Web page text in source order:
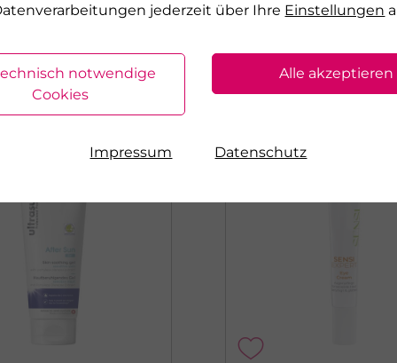
jederzeit über Ihre Einstellungen
notwendige
Cookies
Alle akzeptieren
Impressum Datenschutz